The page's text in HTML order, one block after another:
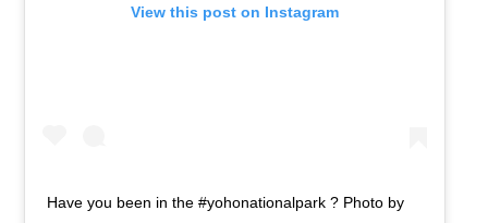
View this post on Instagram
Have you been in the #yohonationalpark ?⁠ Photo by